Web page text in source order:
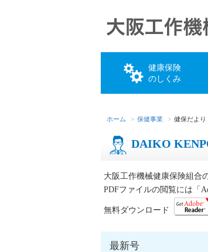
健康保険
のしくみ
ホーム 保健事業 健保だより
DAIKO
大阪工作機械健康保険組合
PDFファイルの閲覧には「
無料ダウンロード
最新号